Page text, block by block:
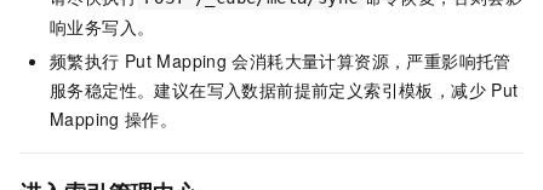
响业务写入。
频繁执行 Put Mapping 会消耗大量计算资源，严重影响托管
服务稳定性。建议在写入数据前提前定义索引模板，减少 Put
Mapping 操作。